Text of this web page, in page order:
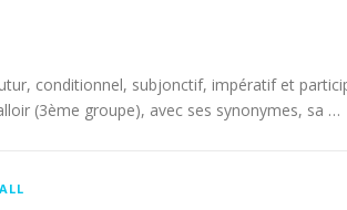
conditionnel, subjonctif, impératif et
(3ème groupe), avec ses synonymes, sa …
ALL